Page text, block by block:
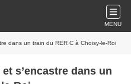
MENU
dans un train du RER C à Choisy-le-Roi
s’encastre dans un